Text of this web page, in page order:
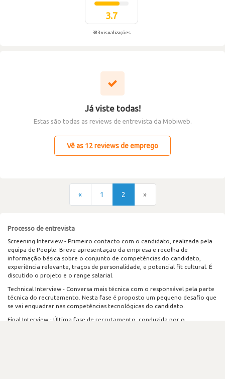
3.7
383 visualizações
Já viste todas!
Estas são todas as reviews de entrevista da Mobiweb.
Vê as 12 reviews de emprego
« 1 2 »
Processo de entrevista
Screening Interview - Primeiro contacto com o candidato, realizada pela
equipa de People. Breve apresentação da empresa e recolha de
informação básica sobre o conjunto de competências do candidato,
experiência relevante, traços de personalidade, e potencial fit cultural. É
discutido o projeto e o range salarial.
Technical Interview - Conversa mais técnica com o responsável pela parte
técnica do recrutamento. Nesta fase é proposto um pequeno desafio que
se vai enquadrar nas competências tecnológicas do candidato.
Final Interview - Última fase de recrutamento, conduzida por o